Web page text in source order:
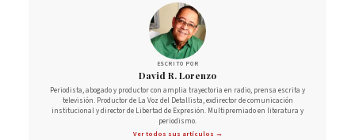
ESCRITO POR
David R. Lorenzo
Periodista, abogado y productor con amplia trayectoria en radio, prensa escrita y
televisión. Productor de La Voz del Detallista, exdirector de comunicación
institucional y director de Libertad de Expresión. Multipremiado en literatura y
periodismo.
Ver todos sus artículos →